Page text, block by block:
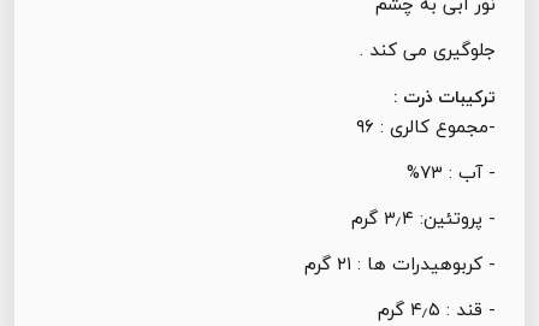
جلوگیری می کند .
ترکیبات ذرت :
-مجموع کالری : ۹۶
- آب : ۷۳%
- پروتئین: ۳٫۴ گرم
- کربوهیدرات ها : ۲۱ گرم
- قند : ۴٫۵ گرم